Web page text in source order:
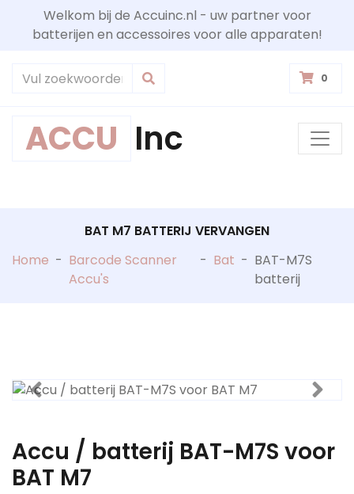
Welkom bij de Accuinc.nl - uw partner voor
batterijen en accessoires voor alle apparaten!
0
ACCU Inc
BAT M7 BATTERIJ VERVANGEN
Home - Barcode Scanner
Accu's
- Bat - BAT-M7S
batterij
Accu / batterij BAT-M7S voor
BAT M7